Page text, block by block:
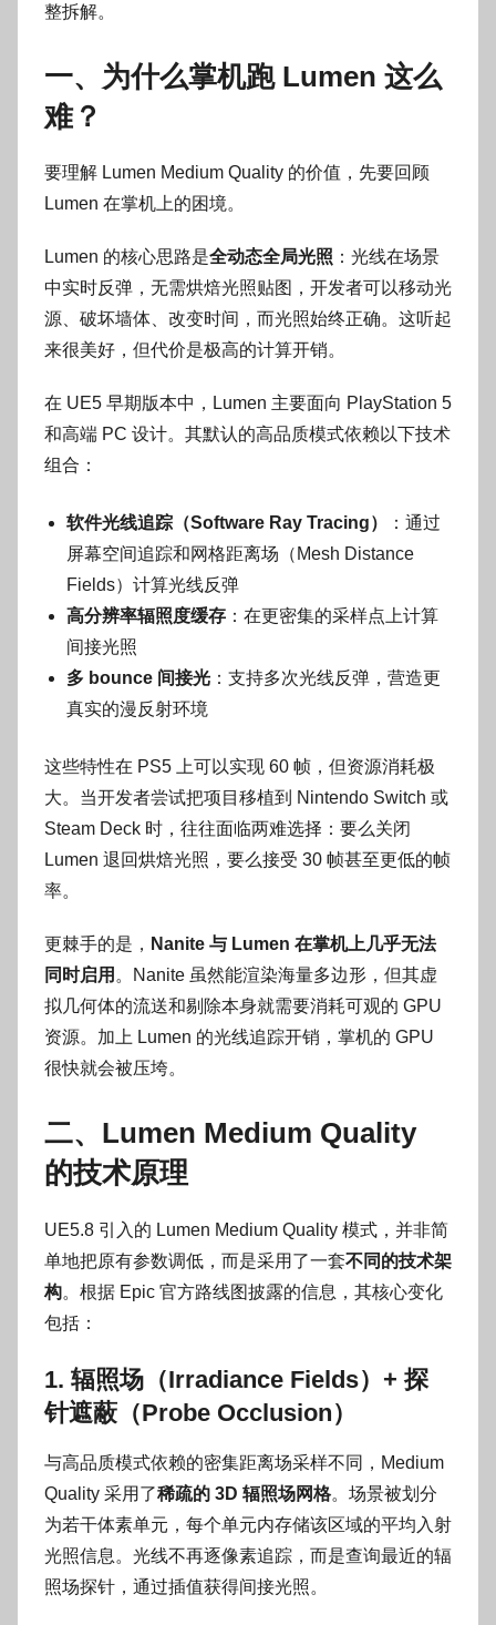
整拆解。
一、为什么掌机跑 Lumen 这么
难？
要理解 Lumen Medium Quality 的价值，先要回顾
Lumen 在掌机上的困境。
Lumen 的核心思路是全动态全局光照 ：光线在场景
中实时反弹，无需烘焙光照贴图，开发者可以移动光
源、破坏墙体、改变时间，而光照始终正确。这听起
来很美好，但代价是极高的计算开销。
在 UE5 早期版本中，Lumen 主要面向 PlayStation 5
和高端 PC 设计。其默认的高品质模式依赖以下技术
组合：
软件光线追踪（Software Ray Tracing）
：通过
屏幕空间追踪和网格距离场（Mesh Distance
Fields）计算光线反弹
高分辨率辐照度缓存 ：在更密集的采样点上计算
间接光照
多 bounce 间接光 ：支持多次光线反弹，营造更
真实的漫反射环境
这些特性在 PS5 上可以实现 60 帧，但资源消耗极
大。当开发者尝试把项目移植到 Nintendo Switch 或
Steam Deck 时，往往面临两难选择：要么关闭
Lumen 退回烘焙光照，要么接受 30 帧甚至更低的帧
率。
更棘手的是， Nanite 与 Lumen 在掌机上几乎无法
同时启用 。Nanite 虽然能渲染海量多边形，但其虚
拟几何体的流送和剔除本身就需要消耗可观的 GPU
资源。加上 Lumen 的光线追踪开销，掌机的 GPU
很快就会被压垮。
二、Lumen Medium Quality
的技术原理
UE5.8 引入的 Lumen Medium Quality 模式，并非简
单地把原有参数调低，而是采用了一套不同的技术架
构。根据 Epic 官方路线图披露的信息，其核心变化
包括：
1. 辐照场（Irradiance Fields）+ 探
针遮蔽（Probe Occlusion）
与高品质模式依赖的密集距离场采样不同，Medium
Quality 采用了稀疏的 3D 辐照场网格。场景被划分
为若干体素单元，每个单元内存储该区域的平均入射
光照信息。光线不再逐像素追踪，而是查询最近的辐
照场探针，通过插值获得间接光照。